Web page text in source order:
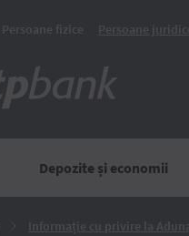
Persoane fizice Persoane
Depozite și economii
NoutățiInformație cu privire la